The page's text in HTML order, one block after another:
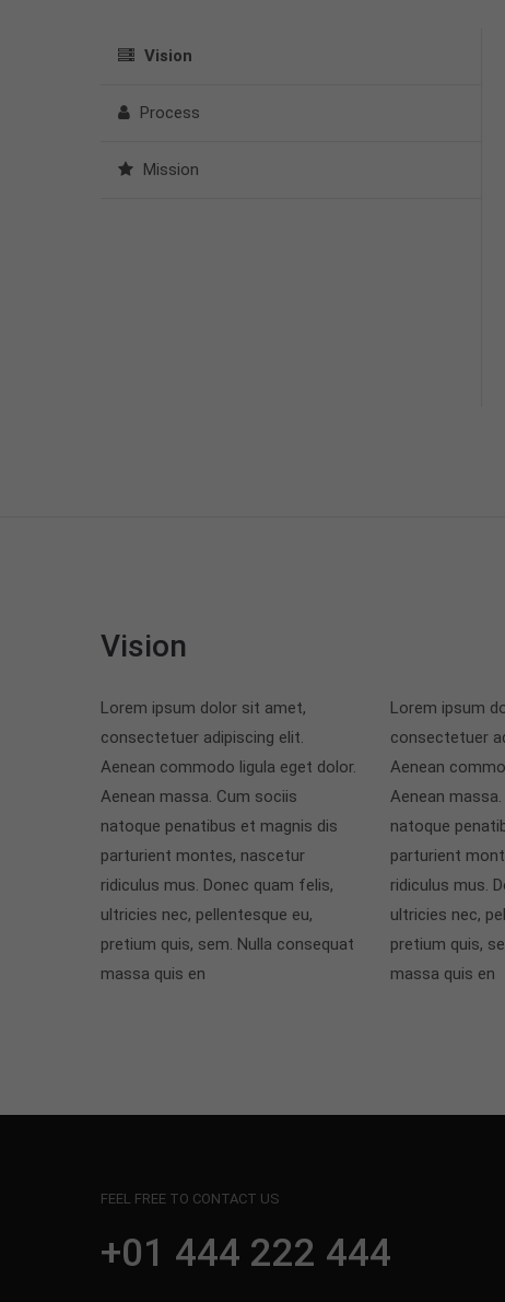
Vision
Process
Mission
Vision
Lorem ipsum dolor sit amet,
consectetuer adipiscing elit.
Aenean commodo ligula eget dolor.
Aenean massa. Cum sociis
natoque penatibus et magnis dis
parturient montes, nascetur
ridiculus mus. Donec quam felis,
ultricies nec, pellentesque eu,
pretium quis, sem. Nulla consequat
massa quis en
Lorem ipsum
consectetuer
Aenean
Aenean
natoque
parturient
ridiculus mus.
ultricies nec,
pretium quis,
massa quis en
FEEL FREE TO CONTACT US
+01 444 222 444